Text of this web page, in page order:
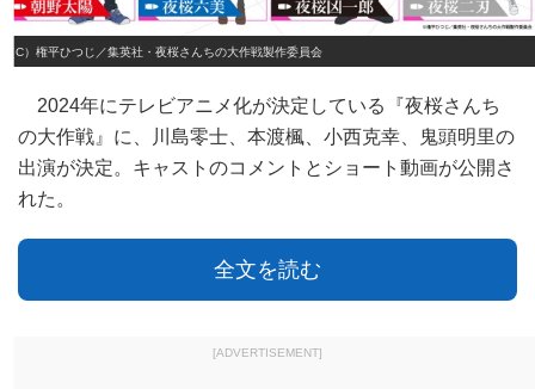
（C）権平ひつじ／集英社・夜桜さんちの大作戦製作委員会
2024年にテレビアニメ化が決定している『夜桜さんち
の大作戦』に、川島零士、本渡楓、小西克幸、鬼頭明里の
出演が決定。キャストのコメントとショート動画が公開さ
れた。
全文を読む
[ADVERTISEMENT]